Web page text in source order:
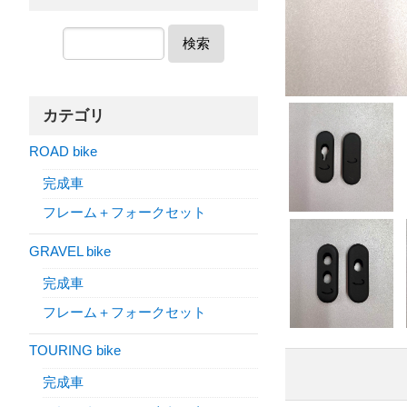
検索
カテゴリ
ROAD bike
完成車
フレーム＋フォークセット
GRAVEL bike
完成車
フレーム＋フォークセット
TOURING bike
完成車